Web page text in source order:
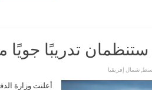
تدريبًا جويًا
,شمال إفريقيا